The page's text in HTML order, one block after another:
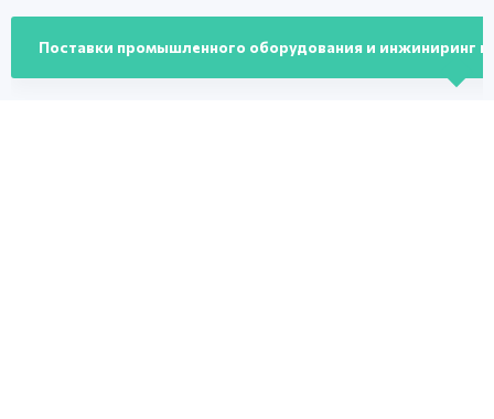
Поставки промышленного оборудования и инжиниринг